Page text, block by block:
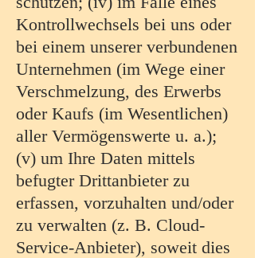
Kontrollwechsels bei uns oder
bei einem unserer verbundenen
Unternehmen (im Wege einer
Verschmelzung, des Erwerbs
oder Kaufs (im Wesentlichen)
aller Vermögenswerte u. a.);
(v) um Ihre Daten mittels
befugter Drittanbieter zu
erfassen, vorzuhalten und/oder
zu verwalten (z. B. Cloud-
Service-Anbieter), soweit dies